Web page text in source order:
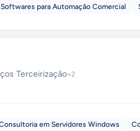
Softwares para Automação Comercial
·Terceirização+2
em Servidores Windows